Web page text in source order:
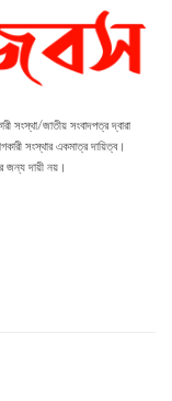
জাতীয় সংবাদপত্র দ্বারা
সংস্থার একমাত্র দায়িত্ব।
জন্য দায়ী নয়।